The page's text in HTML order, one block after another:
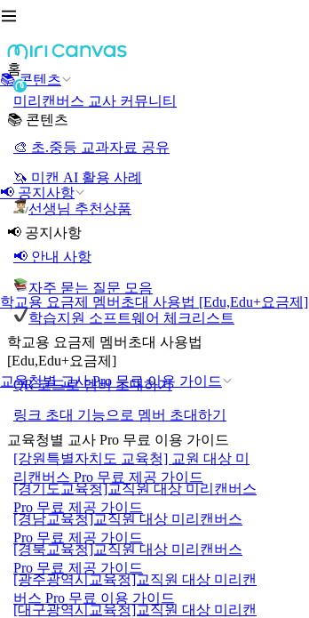
📚 콘텐츠
📢 공지사항
학교용 요금제 멤버초대 사용법 [Edu,Edu+요금제]
교육청별 교사 Pro 무료 이용 가이드
홈
미리캔버스 교사 커뮤니티
📚 콘텐츠
🎨 초.중등 교과자료 공유
🦄 미캔 AI 활용 사례
선생님 추천상품
📢 공지사항
📢 안내 사항
자주 묻는 질문 모음
학습지원 소프트웨어 체크리스트
학교용 요금제 멤버초대 사용법
[Edu,Edu+요금제]
QR 코드로 멤버 초대하기
링크 초대 기능으로 멤버 초대하기
교육청별 교사 Pro 무료 이용 가이드
[강원특별자치도 교육청] 교원 대상 미
리캔버스 Pro 무료 제공 가이드
[경기도교육청]교직원 대상 미리캔버스
Pro 무료 제공 가이드
[경남교육청]교직원 대상 미리캔버스
Pro 무료 제공 가이드
[경북교육청]교직원 대상 미리캔버스
Pro 무료 제공 가이드
[광주광역시교육청]교직원 대상 미리캔
버스 Pro 무료 이용 가이드
[대구광역시교육청]교직원 대상 미리캔